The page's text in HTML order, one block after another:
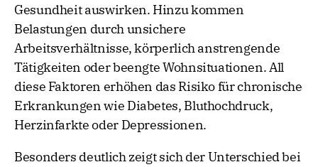
Gesundheit auswirken. Hinzu kommen
Belastungen durch unsichere
Arbeitsverhältnisse, körperlich anstrengende
Tätigkeiten oder beengte Wohnsituationen. All
diese Faktoren erhöhen das Risiko für chronische
Erkrankungen wie Diabetes, Bluthochdruck,
Herzinfarkte oder Depressionen.
Besonders deutlich zeigt sich der Unterschied bei